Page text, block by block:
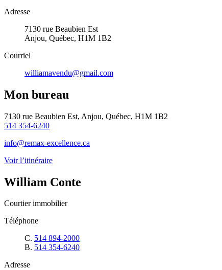
Adresse
7130 rue Beaubien Est
Anjou, Québec, H1M 1B2
Courriel
williamavendu@gmail.com
Mon bureau
7130 rue Beaubien Est, Anjou, Québec, H1M 1B2
514 354-6240
info@remax-excellence.ca
Voir l’itinéraire
William Conte
Courtier immobilier
Téléphone
C. 514 894-2000
B. 514 354-6240
Adresse